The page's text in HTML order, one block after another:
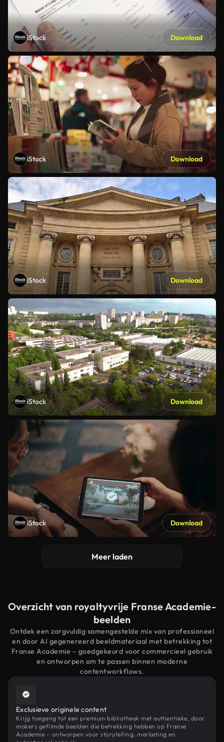
iStock Download
iStock Download
iStock Download
iStock Download
iStock Download
Meer laden
Overzicht van royaltyvrije Franse Academie-
beelden
Ontdek een zorgvuldig samengestelde mix van professioneel
en door AI gegenereerd beeldmateriaal met betrekking tot
Franse Academie – goedgekeurd voor commercieel gebruik
en ontworpen om te passen binnen moderne
contentworkflows.
Exclusieve originele content
Krijg toegang tot een premium bibliotheek met authentieke, door
makers gefilmde beelden die betrekking hebben op Franse
Academie – ontworpen voor storytelling, marketing en